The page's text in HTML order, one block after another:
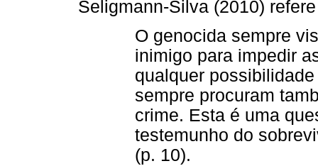
Seligmann-Silva (2010)
O genocida sempre
inimigo para impedir
qualquer
sempre procuram
crime. Esta é uma
testemunho do
(p. 10).